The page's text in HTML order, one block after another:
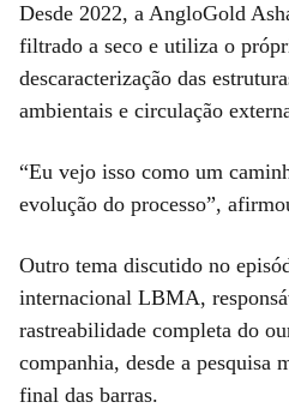
Desde 2022, a AngloGold
filtrado a seco e utiliza o
descaracterização das
ambientais e circulação
“Eu vejo isso como um
evolução do processo”,
Outro tema discutido no
internacional LBMA,
rastreabilidade completa do
companhia, desde a pesquisa
final das barras.